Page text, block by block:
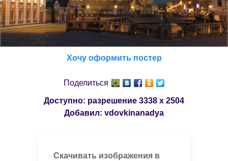
Хочу оформить постер
Поделиться
Доступно: разрешение 3338 x 2504
Добавил: vdovkinanadya
Скачивать изображения в